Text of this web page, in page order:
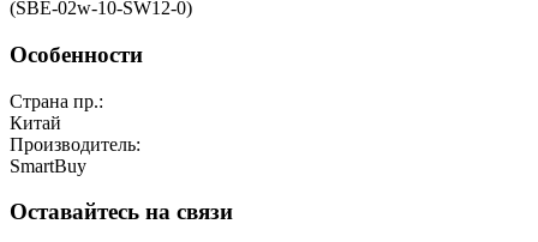
(SBE-02w-10-SW12-0)
Особенности
Страна пр.:
Китай
Производитель:
SmartBuy
Оставайтесь на связи